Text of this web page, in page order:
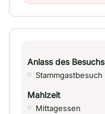
Anlass des Besuchs
Stammgastbesuch
Mahlzeit
Mittagessen